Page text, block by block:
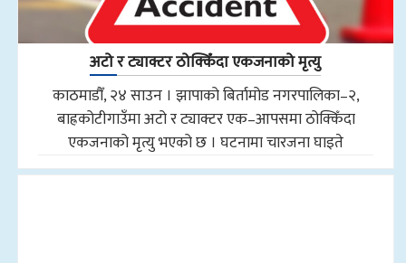
अटो र ट्याक्टर ठोक्किँदा एकजनाको मृत्यु
काठमाडौँ, २४ साउन । झापाको बिर्तामोड नगरपालिका–२,
बाह्रकोटीगाउँमा अटो र ट्याक्टर एक–आपसमा ठोक्किँदा
एकजनाको मृत्यु भएको छ । घटनामा चारजना घाइते